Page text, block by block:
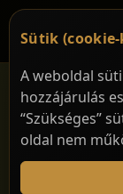
Sütik
A weboldal
hozzájárulás
“Szükséges”
oldal nem